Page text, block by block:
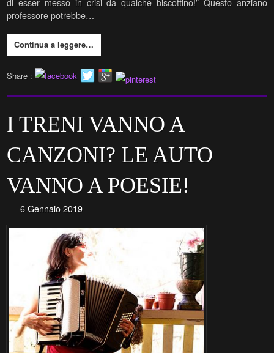
professore potrebbe…
Continua a leggere…
Share :
I TRENI VANNO A
CANZONI? LE AUTO
VANNO A POESIE!
6 Gennaio 2019